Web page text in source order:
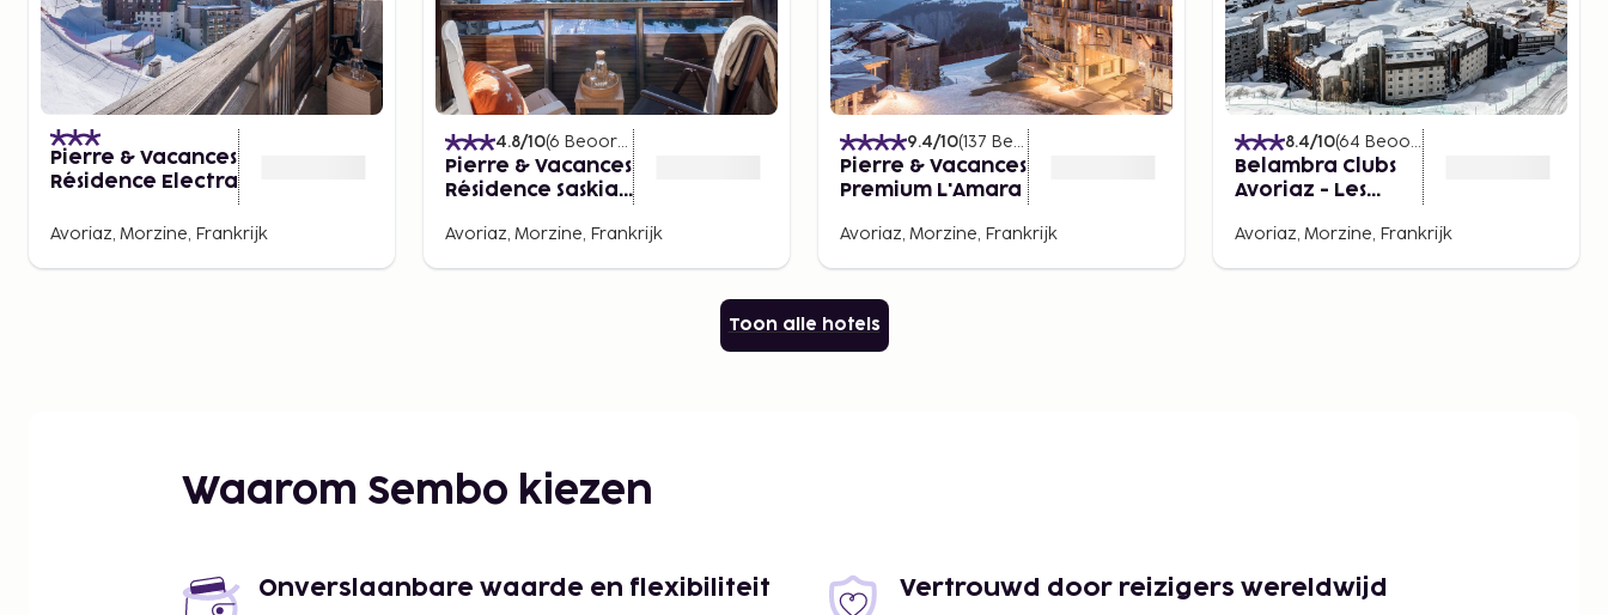
Pierre & Vacances
Résidence Electra
Avoriaz, Morzine, Frankrijk
4.8/10(6 Beoordelingen
Pierre & Vacances
Résidence Saskia
Avoriaz, Morzine, Frankrijk
9.4/10(137 Beoordelingen
Pierre & Vacances
Premium L'Amara
Avoriaz, Morzine, Frankrijk
8.4/10(64 Beoordelingen
Belambra Clubs
Avoriaz - Les
Avoriaz, Morzine, Frankrijk
Toon alle hotels
Waarom Sembo kiezen
Onverslaanbare waarde en flexibiliteit Vertrouwd door reizigers wereldwijd